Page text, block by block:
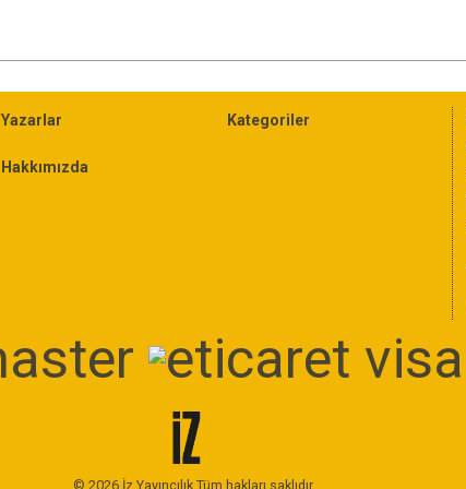
Yazarlar Kategoriler
Hakkımızda
© 2026 İz Yayıncılık Tüm hakları saklıdır.